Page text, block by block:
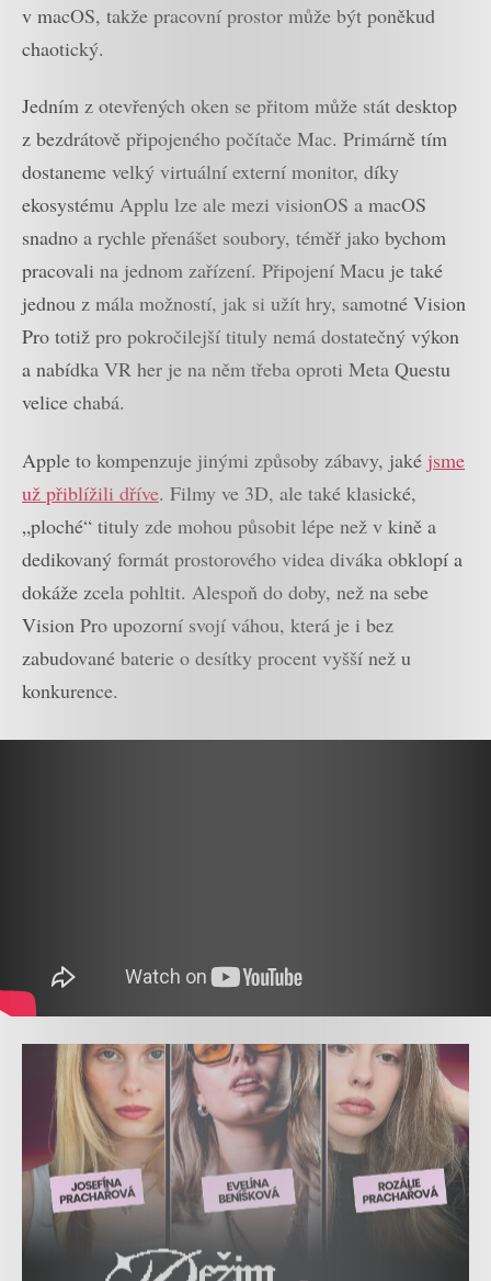
v macOS, takže pracovní prostor může být poněkud
chaotický.
Jedním z otevřených oken se přitom může stát desktop
z bezdrátově připojeného počítače Mac. Primárně tím
dostaneme velký virtuální externí monitor, díky
ekosystému Applu lze ale mezi visionOS a macOS
snadno a rychle přenášet soubory, téměř jako bychom
pracovali na jednom zařízení. Připojení Macu je také
jednou z mála možností, jak si užít hry, samotné Vision
Pro totiž pro pokročilejší tituly nemá dostatečný výkon
a nabídka VR her je na něm třeba oproti Meta Questu
velice chabá.
Apple to kompenzuje jinými způsoby zábavy, jaké jsme
už přiblížili dříve. Filmy ve 3D, ale také klasické,
„ploché“ tituly zde mohou působit lépe než v kině a
dedikovaný formát prostorového videa diváka obklopí a
dokáže zcela pohltit. Alespoň do doby, než na sebe
Vision Pro upozorní svojí váhou, která je i bez
zabudované baterie o desítky procent vyšší než u
konkurence.